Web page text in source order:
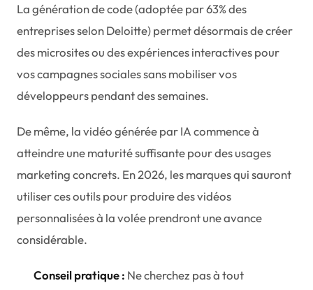
La génération de code (adoptée par 63% des
entreprises selon Deloitte) permet désormais de créer
des microsites ou des expériences interactives pour
vos campagnes sociales sans mobiliser vos
développeurs pendant des semaines.
De même, la vidéo générée par IA commence à
atteindre une maturité suffisante pour des usages
marketing concrets. En 2026, les marques qui sauront
utiliser ces outils pour produire des vidéos
personnalisées à la volée prendront une avance
considérable.
Conseil pratique : Ne cherchez pas à tout